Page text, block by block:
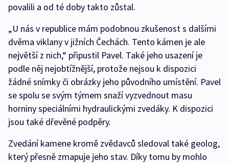
povalili a od té doby takto zůstal.
„U nás v republice mám podobnou zkušenost s dalšími
dvěma viklany v jižních Čechách. Tento kámen je ale
největší z nich,“ připustil Pavel. Také jeho usazení je
podle něj nejobtížnější, protože nejsou k dispozici
žádné snímky či obrázky jeho původního umístění. Pavel
se spolu se svým týmem snaží vyzvednout masu
horniny speciálními hydraulickými zvedáky. K dispozici
jsou také dřevěné podpěry.
Zvedání kamene kromě zvědavců sledoval také geolog,
který přesně zmapuje jeho stav. Díky tomu by mohlo